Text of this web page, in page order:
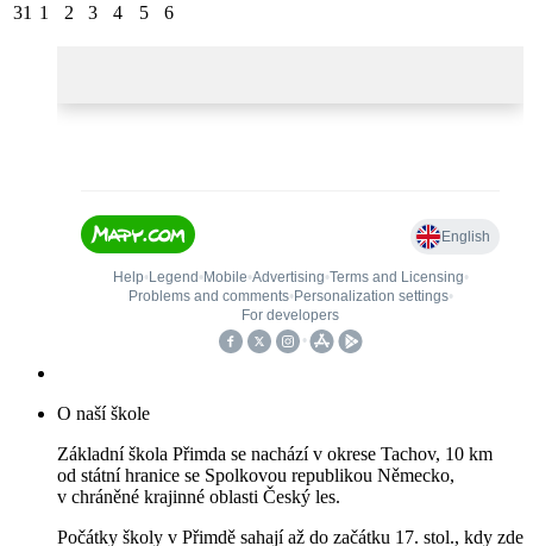
31 1 2 3 4 5 6
O naší škole
Základní škola Přimda se nachází v okrese Tachov, 10 km
od státní hranice se Spolkovou republikou Německo,
v chráněné krajinné oblasti Český les.
Počátky školy v Přimdě sahají až do začátku 17. stol., kdy zde